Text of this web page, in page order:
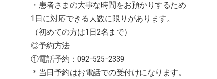
・患者さまの大事な時間をお預かりするため
1日に対応できる人数に限りがあります。
（初めての方は1日2名まで）
◎予約方法
①電話予約：092−525−2339
＊当日予約はお電話での受付けになります。